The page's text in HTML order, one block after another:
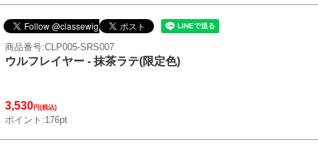
商品番号:CLP005-SRS007
ウルフレイヤー - 抹茶ラテ(限定色)
3,530円(税込)
ポイント:176pt